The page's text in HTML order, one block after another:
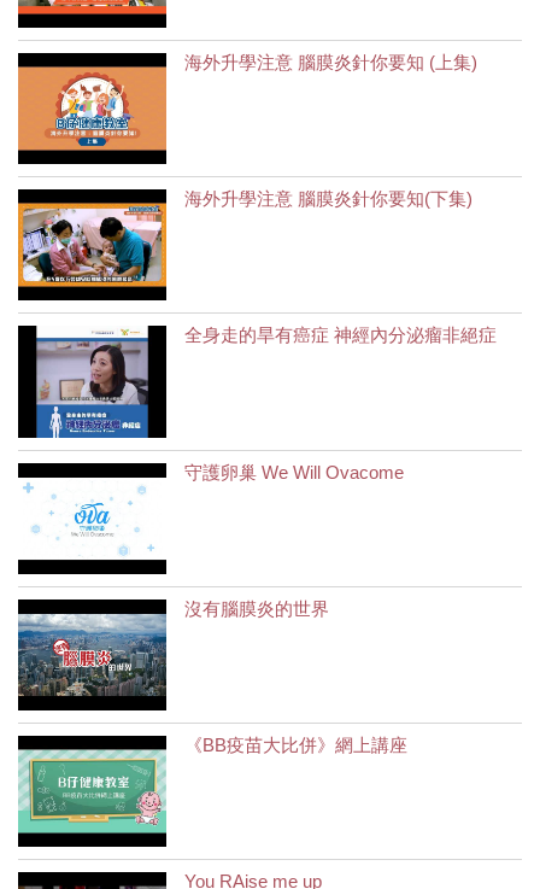
海外升學注意 腦膜炎針你要知 (上集)
海外升學注意 腦膜炎針你要知(下集)
全身走的旱有癌症 神經內分泌瘤非絕症
守護卵巢 We Will Ovacome
沒有腦膜炎的世界
《BB疫苗大比併》網上講座
You RAise me up